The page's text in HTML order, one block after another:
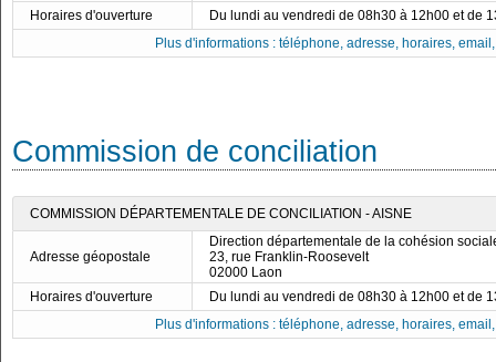
Horaires d'ouverture
Du lundi au vendredi de 08h30 à 12h00 et de
Plus d'informations : téléphone, adresse, horaires,
Commission de conciliation
COMMISSION DÉPARTEMENTALE DE CONCILIATION - AISNE
Adresse géopostale
Direction départementale de la cohésion
23, rue Franklin-Roosevelt
02000 Laon
Horaires d'ouverture
Du lundi au vendredi de 08h30 à 12h00 et de
Plus d'informations : téléphone, adresse, horaires,